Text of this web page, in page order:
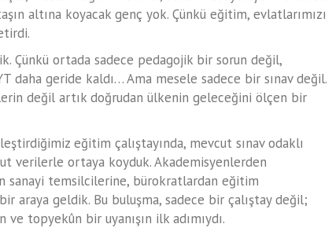
altına koyacak genç yok. Çünkü eğitim, evlatlarımızı
Çünkü ortada sadece pedagojik bir sorun değil,
daha geride kaldı… Ama mesele sadece bir sınav değil.
değil artık doğrudan ülkenin geleceğini ölçen bir
eğitim çalıştayında, mevcut sınav odaklı
verilerle ortaya koyduk. Akademisyenlerden
temsilcilerine, bürokratlardan eğitim
araya geldik. Bu buluşma, sadece bir çalıştay değil;
topyekûn bir uyanışın ilk adımıydı.